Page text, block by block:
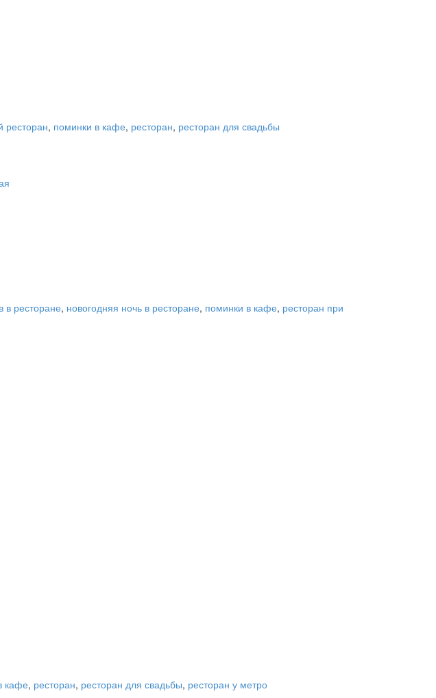
ресторан, поминки в кафе, ресторан, ресторан для свадьбы
в ресторане, новогодняя ночь в ресторане, поминки в кафе, ресторан при
кафе, ресторан, ресторан для свадьбы, ресторан у метро